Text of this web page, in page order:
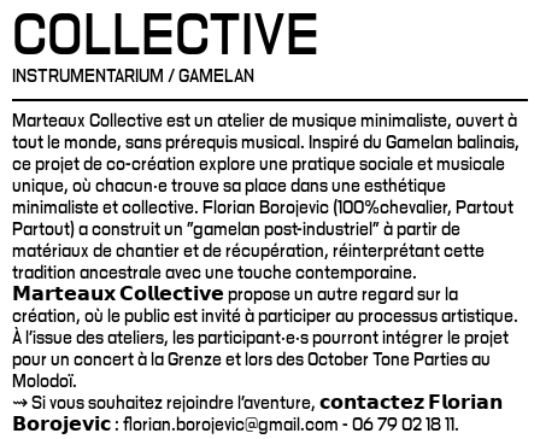
COLLECTIVE
INSTRUMENTARIUM / GAMELAN
Marteaux Collective est un atelier de musique minimaliste, ouvert à
tout le monde, sans prérequis musical. Inspiré du Gamelan balinais,
ce projet de co-création explore une pratique sociale et musicale
unique, où chacun·e trouve sa place dans une esthétique
minimaliste et collective. Florian Borojevic (100%chevalier, Partout
Partout) a construit un "gamelan post-industriel" à partir de
matériaux de chantier et de récupération, réinterprétant cette
tradition ancestrale avec une touche contemporaine.
𝗠𝗮𝗿𝘁𝗲𝗮𝘂𝘅 𝗖𝗼𝗹𝗹𝗲𝗰𝘁𝗶𝘃𝗲 propose un autre regard sur la
création, où le public est invité à participer au processus artistique.
À l'issue des ateliers, les participant·e·s pourront intégrer le projet
pour un concert à la Grenze et lors des October Tone Parties au
Molodoï.
⇝ Si vous souhaitez rejoindre l'aventure, 𝗰𝗼𝗻𝘁𝗮𝗰𝘁𝗲𝘇 𝗙𝗹𝗼𝗿𝗶𝗮𝗻
𝗕𝗼𝗿𝗼𝗷𝗲𝘃𝗶𝗰 : florian.borojevic@gmail.com - 06 79 02 18 11.